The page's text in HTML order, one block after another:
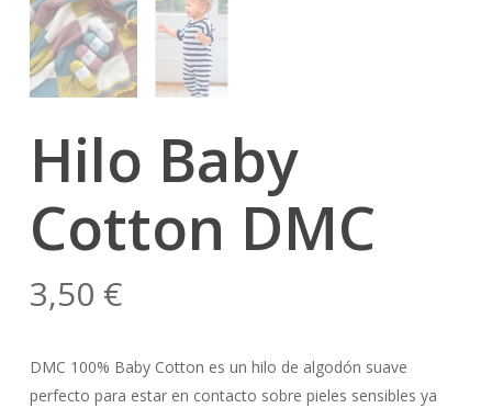
Hilo Baby
Cotton DMC
3,50 €
DMC 100% Baby Cotton es un hilo de algodón suave
perfecto para estar en contacto sobre pieles sensibles ya